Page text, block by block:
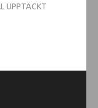
UPPTÄCKT